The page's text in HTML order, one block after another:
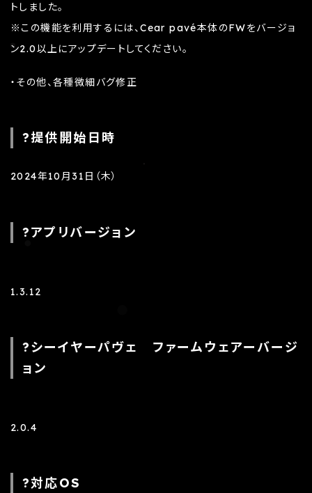
トしました。
※この機能を利用するには、Cear pavé本体のFWをバージョ
ン2.0以上にアップデートしてください。
・その他、各種微細バグ修正
?提供開始日時
2024年10月31日（木）
?アプリバージョン
1.3.12
?シーイヤーパヴェ ファームウェアーバージ
ョン
2.0.4
?対応OS